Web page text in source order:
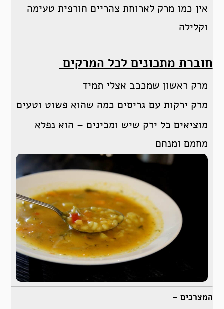
אין כמו מרק לארוחת צהריים חורפית טעימה
וקלילה
חוברת מתכונים לכל המרקים
מרק ראשון שמככב אצלי תמיד
מרק ירקות עם גריסים כמה שהוא פשוט וטעים
מוציאים כל ירק שיש ומכינים – הוא נפלא
מחמם ומנחם
המצרכים –